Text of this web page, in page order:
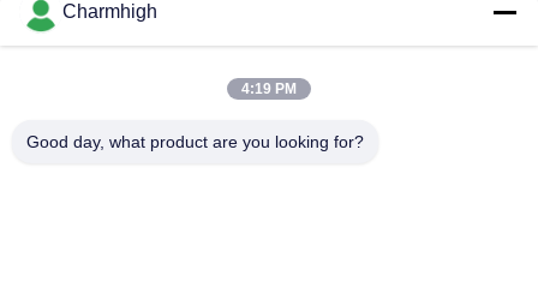
2 scelta degli alimentatori CHMT48VB Benchtop SMD delle
teste 58 e robot tutto del posto in un Chip Mounter
Compatto Industrial SMD Pick and Place Machine TC06 Chip
Charmhigh
4:19 PM
Good day, what product are you looking for?